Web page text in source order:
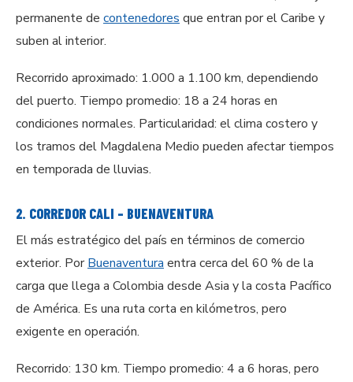
permanente de contenedores que entran por el Caribe y
suben al interior.
Recorrido aproximado: 1.000 a 1.100 km, dependiendo
del puerto. Tiempo promedio: 18 a 24 horas en
condiciones normales. Particularidad: el clima costero y
los tramos del Magdalena Medio pueden afectar tiempos
en temporada de lluvias.
2. CORREDOR CALI – BUENAVENTURA
El más estratégico del país en términos de comercio
exterior. PorBuenaventura entra cerca del 60 % de la
carga que llega a Colombia desde Asia y la costa Pacífico
de América. Es una ruta corta en kilómetros, pero
exigente en operación.
Recorrido: 130 km. Tiempo promedio: 4 a 6 horas, pero